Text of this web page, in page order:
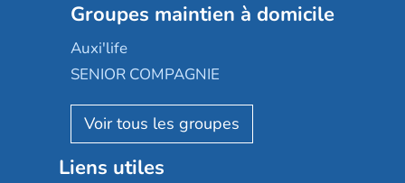
Les jardins d'Arcadie
Occitalia
Appartseniors
Reseda
Stella management
Les villages d'or
Groupe SOS
Le Noble Âge
Almage
Résidalya
Groupe aplus
Groupes maintien à domicile
Auxi'life
SENIOR COMPAGNIE
AGE D'OR Services
Liens utiles